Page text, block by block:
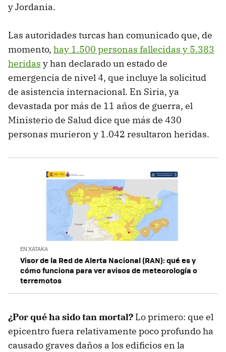
y Jordania.
Las autoridades turcas han comunicado que, de
momento, hay 1.500 personas fallecidas y 5.383
heridas y han declarado un estado de
emergencia de nivel 4, que incluye la solicitud
de asistencia internacional. En Siria, ya
devastada por más de 11 años de guerra, el
Ministerio de Salud dice que más de 430
personas murieron y 1.042 resultaron heridas.
EN XATAKA
Visor de la Red de Alerta Nacional (RAN): qué es y
cómo funciona para ver avisos de meteorología o
terremotos
¿Por qué ha sido tan mortal? Lo primero: que el
epicentro fuera relativamente poco profundo ha
causado graves daños a los edificios en la